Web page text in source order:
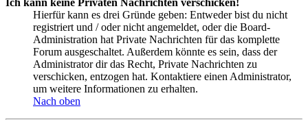
Ich kann keine Privaten Nachrichten verschicken!
Hierfür kann es drei Gründe geben: Entweder bist du nicht
registriert und / oder nicht angemeldet, oder die Board-
Administration hat Private Nachrichten für das komplette
Forum ausgeschaltet. Außerdem könnte es sein, dass der
Administrator dir das Recht, Private Nachrichten zu
verschicken, entzogen hat. Kontaktiere einen Administrator,
um weitere Informationen zu erhalten.
Nach oben